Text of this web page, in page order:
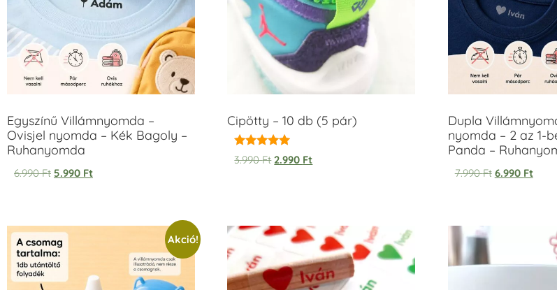
Egyszínű Villámnyomda –
Ovisjel nyomda – Kék Bagoly –
Ruhanyomda
6.990Ft 5.990 Ft
Cipötty – 10 db (5 pár)
Értékelés:
5.00
3.990Ft 2.990 Ft
Dupla
nyomda – 2 az 1-
Panda –
7.990Ft 6.990 Ft
Akció!